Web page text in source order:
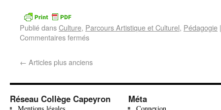
Publié dansCulture, Parcours Artistique et Culturel, Pédagogie |
Commentaires fermés
← Articles plus anciens
Réseau Collège Capeyron Méta